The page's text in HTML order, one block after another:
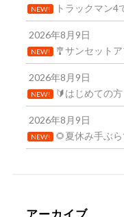
NEW! トラックマン4
2026年8月9日
NEW! 🎐サンセットア
2026年8月9日
NEW! 🔰はじめての方
2026年8月9日
NEW! 🌻夏休み手ぶら
アーカイブ